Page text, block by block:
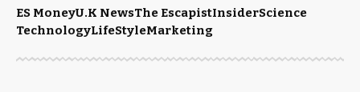
ES MoneyU.K NewsThe EscapistInsiderScience
TechnologyLifeStyleMarketing